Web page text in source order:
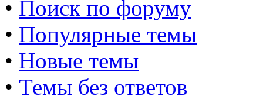
• Поиск по форуму
• Популярные темы
• Новые темы
• Темы без ответов